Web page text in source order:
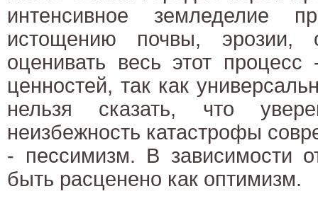
интенсивное земледелие
истощению почвы, эрозии,
оценивать весь этот
ценностей, так как
нельзя сказать, что
неизбежность катастрофы
- пессимизм. В зависимости
быть расценено как оптимизм.